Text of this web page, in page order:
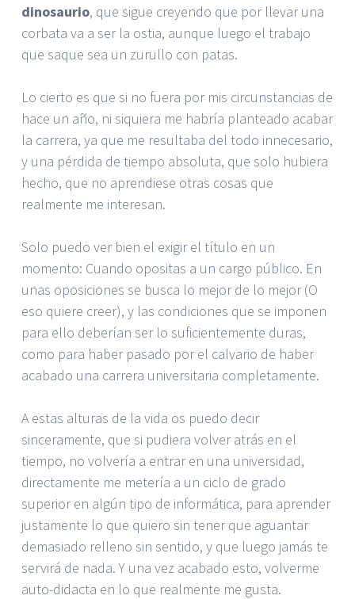
dinosaurio, que sigue creyendo que por llevar una
corbata va a ser la ostia, aunque luego el trabajo
que saque sea un zurullo con patas.
Lo cierto es que si no fuera por mis circunstancias de
hace un año, ni siquiera me habría planteado acabar
la carrera, ya que me resultaba del todo innecesario,
y una pérdida de tiempo absoluta, que solo hubiera
hecho, que no aprendiese otras cosas que
realmente me interesan.
Solo puedo ver bien el exigir el título en un
momento: Cuando opositas a un cargo público. En
unas oposiciones se busca lo mejor de lo mejor (O
eso quiere creer), y las condiciones que se imponen
para ello deberían ser lo suficientemente duras,
como para haber pasado por el calvario de haber
acabado una carrera universitaria completamente.
A estas alturas de la vida os puedo decir
sinceramente, que si pudiera volver atrás en el
tiempo, no volvería a entrar en una universidad,
directamente me metería a un ciclo de grado
superior en algún tipo de informática, para aprender
justamente lo que quiero sin tener que aguantar
demasiado relleno sin sentido, y que luego jamás te
servirá de nada. Y una vez acabado esto, volverme
auto-didacta en lo que realmente me gusta.